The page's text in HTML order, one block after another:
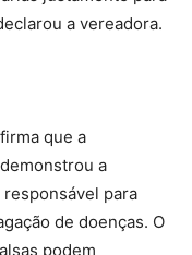
a vereadora.
que a
a
para
de doenças. O
podem